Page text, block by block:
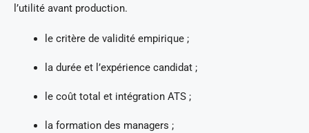
l’utilité avant production.
le critère de validité empirique ;
la durée et l’expérience candidat ;
le coût total et intégration ATS ;
la formation des managers ;